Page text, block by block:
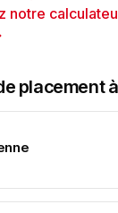
notre
placement